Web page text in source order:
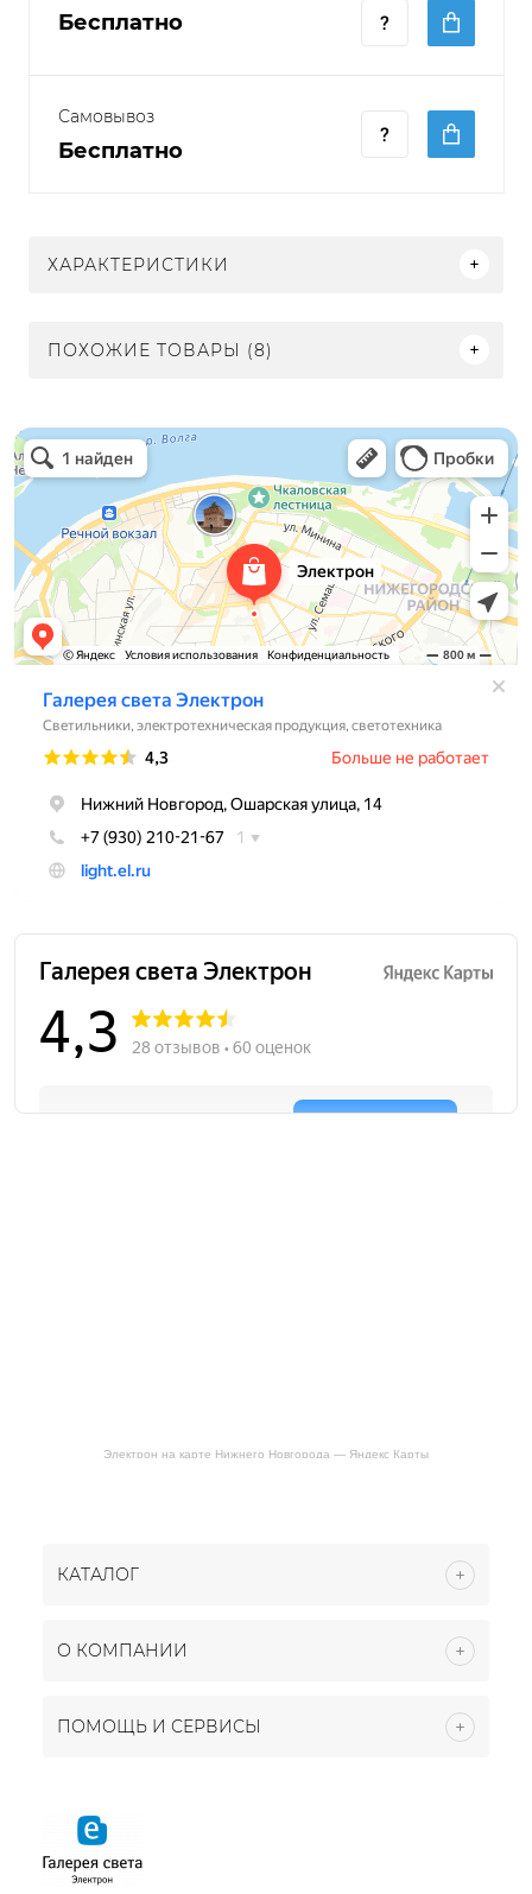
Бесплатно
Самовывоз
Бесплатно
ХАРАКТЕРИСТИКИ
ПОХОЖИЕ ТОВАРЫ (8)
Электрон
Светильники в Нижнем Новгороде
Электротехническая продукция в Нижнем Новгороде
Электрон на карте Нижнего Новгорода — Яндекс Карты
КАТАЛОГ
О КОМПАНИИ
ПОМОЩЬ И СЕРВИСЫ